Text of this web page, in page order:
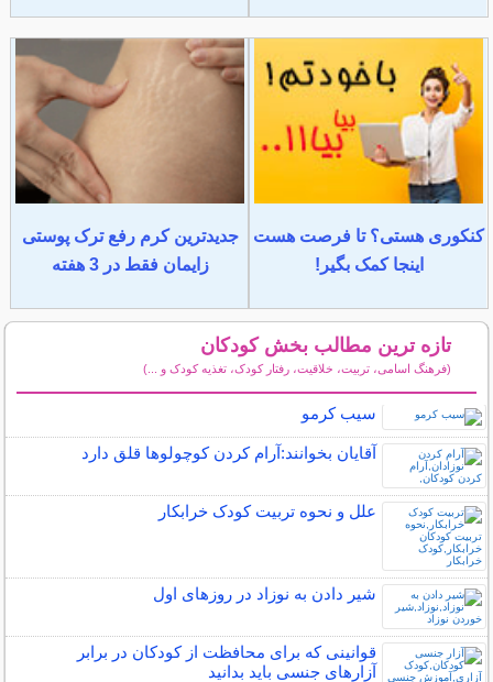
کنکوری هستی؟ تا فرصت هست
اینجا کمک بگیر!
جدیدترین کرم رفع ترک پوستی
زایمان فقط در 3 هفته
تازه ترین مطالب بخش کودکان
(فرهنگ اسامی، تربیت، خلاقیت، رفتار کودک، تغذیه کودک و ...)
سیب کرمو
آقایان بخوانند:آرام كردن كوچولوها قلق دارد
علل و نحوه تربیت کودک خرابکار
شیر دادن به نوزاد در روزهای اول
قوانینی که برای محافظت از کودکان در برابر
آزارهای جنسی باید بدانید